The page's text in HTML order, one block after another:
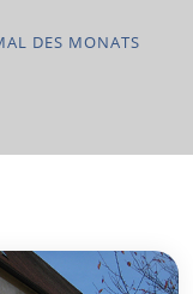
DES MONATS